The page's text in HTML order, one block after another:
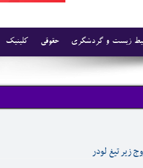
کلینیک حقوقی زیست و گردشگری
زير تيغ لودر